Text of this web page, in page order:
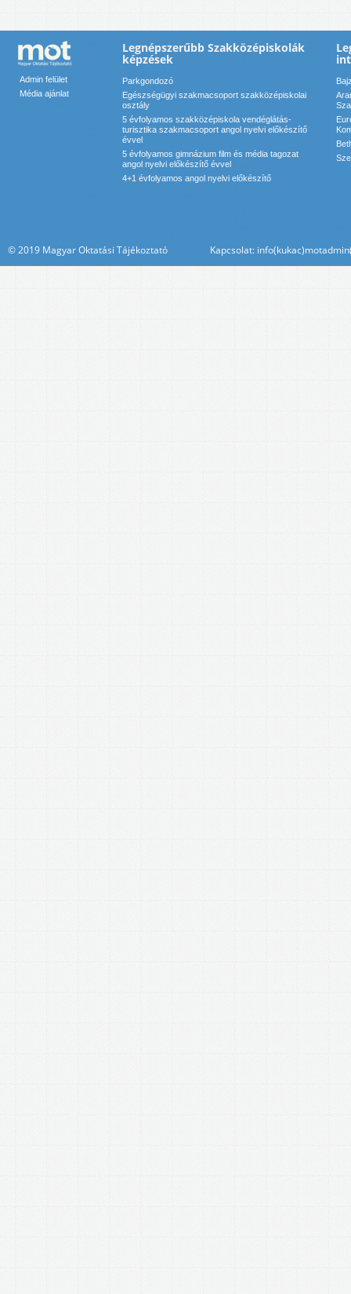
Admin felület
Média ajánlat
Legnépszerűbb Szakközépiskolák
képzések
Parkgondozó
Egészségügyi szakmacsoport szakközépiskolai
osztály
5 évfolyamos szakközépiskola vendéglátás-
turisztika szakmacsoport angol nyelvi előkészítő
évvel
5 évfolyamos gimnázium film és média tagozat
angol nyelvi előkészítő évvel
4+1 évfolyamos angol nyelvi előkészítő
© 2019 Magyar Oktatási Tájékoztató Kapcsolat: